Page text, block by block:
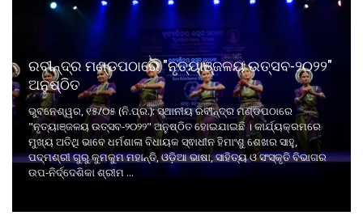
ରବୀନ୍ଦ୍ର ମଣ୍ଡପଠାରେ "ନୃତ୍ୟାଞ୍ଜଳୟ ଉତ୍ସବ-୨୦୨୨"
ଅନୁଷ୍ଠିତ
ଭୁବନେଶ୍ୱର, ୧୫/୦୫ (ନି.ପ୍ର.): ସ୍ଥାନୀୟ ରବୀନ୍ଦ୍ର ମଣ୍ଡପଠାରେ
"ନୃତ୍ୟାଞ୍ଜଳୟ ଉତ୍ସବ-୨୦୨୨" ଅନୁଷ୍ଠିତ ହୋଇଯାଇଛି । କାର୍ଯ୍ୟକ୍ରମରେ
ମୁଖ୍ୟ ଅତିଥି ଭାବେ ଧର୍ମଶାଳା ବିଧାୟକ ସ୍ଵାଧୀନ ହିମାଂଶୁ ଶେଖର ସାହୁ,
ପଦ୍ମଶ୍ରୀ ଗୁରୁ କୁମକୁମ ମହାନ୍ତି, ଓଡ଼ିଆ ଭାଷା, ସାହିତ୍ୟ ଓ ସଂସ୍କୃତି ବିଭାଗର
ଉପ-ନିର୍ଦ୍ଦେଶିକା ଶ୍ରୀମ ...